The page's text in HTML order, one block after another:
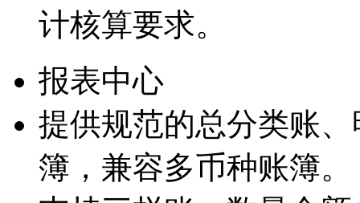
计核算要求。
报表中心
提供规范的总分类账
簿，兼容多币种账簿。